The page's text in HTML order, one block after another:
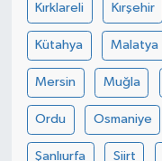
Kırklareli Kırşehir
Kütahya Malatya
Mersin Muğla
Ordu Osmaniye
Şanlıurfa Siirt